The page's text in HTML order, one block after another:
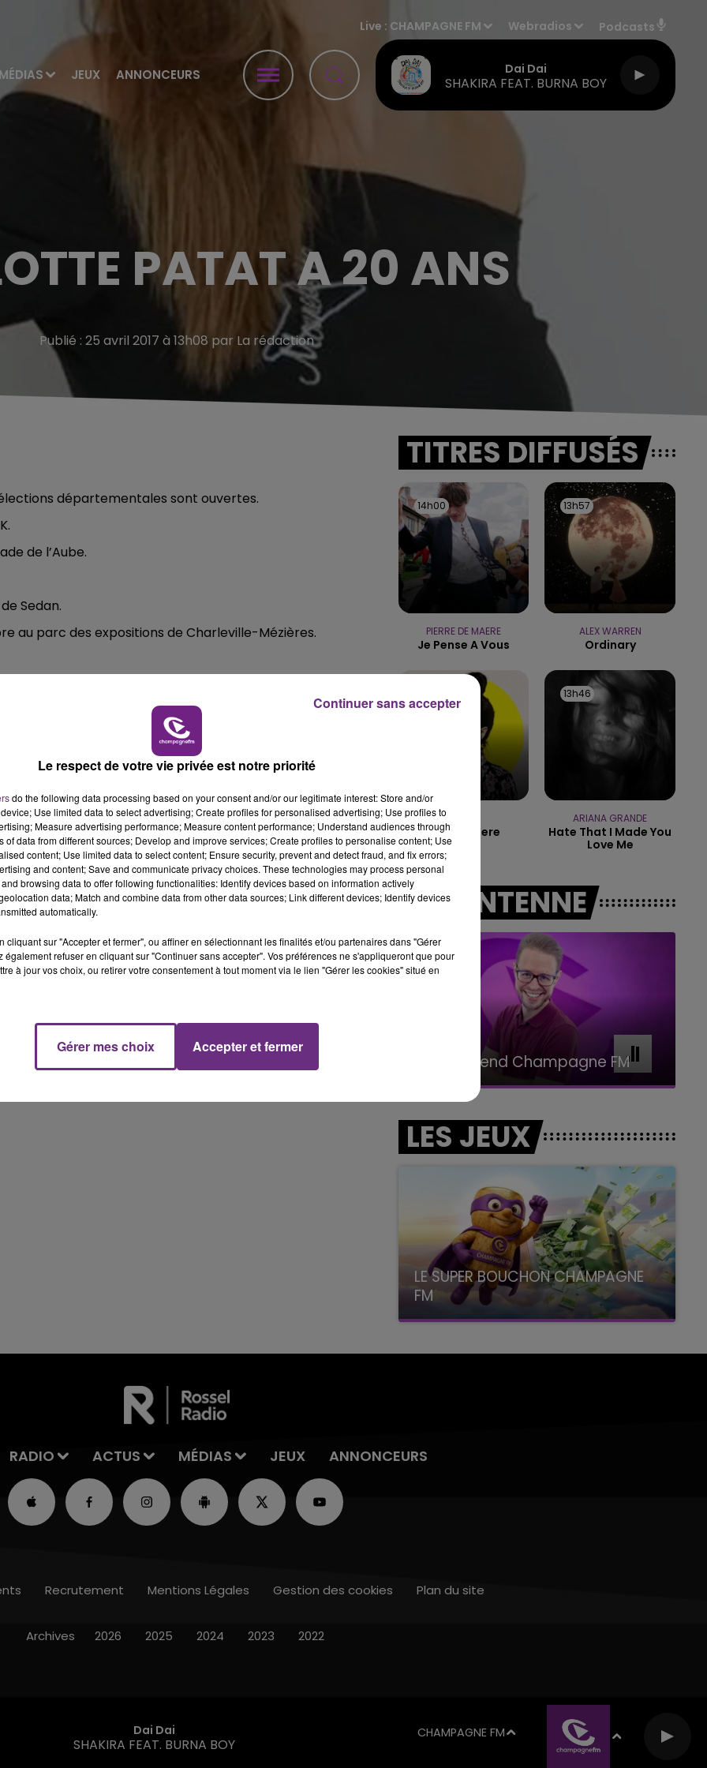
MÉDIAS JEUX ANNONCEURS
Live : CHAMPAGNE FM Webradios Podcasts
Dai Dai
SHAKIRA FEAT. BURNA BOY
16h00 - 20h00
LE WEEK-END CHAMPAGNE FM
PATAT A 20 ANS
Publié : 25 avril 2017 à 13h08 par La rédaction
départementales sont ouvertes.
de l’Aube.
Sedan.
au parc des expositions de Charleville-Mézières.
LE MAGASIN JOUÉCLUB DE REIMS FERME
SES PORTES
C'était l'une des institutions du centre-ville
rémois. Le magasin JouéClub est contraint de
TITRES DIFFUSÉS
14h00
14h00
PIERRE DE MAERE
Je Pense A Vous
13h57
13h57
ALEX WARREN
Ordinary
Ta Mariniere
13h46
13h46
ARIANA GRANDE
Hate That I Made You
Love Me
A L'ANTENNE
7h00 - 11h00
Le week-end Champagne FM
LES JEUX
LE SUPER BOUCHON CHAMPAGNE
FM
avec La Famille Champagne FM, à 8H10
RADIO ACTUS MÉDIAS JEUX ANNONCEURS
Dai Dai
SHAKIRA FEAT. BURNA BOY
CHAMPAGNE FM
Recrutement Mentions Légales Gestion des cookies Plan du site
Archives 2026 2025 2024 2023 2022
Le respect de votre vie privée est notre priorité
do the following data processing based on your consent and/or our legitimate interest: Store and/or
Use limited data to select advertising; Create profiles for personalised advertising; Use profiles to
Measure advertising performance; Measure content performance; Understand audiences through
of data from different sources; Develop and improve services; Create profiles to personalise content; Use
content; Use limited data to select content; Ensure security, prevent and detect fraud, and fix errors;
and content; Save and communicate privacy choices. These technologies may process personal
browsing data to offer following functionalities: Identify devices based on information actively
data; Match and combine data from other data sources; Link different devices; Identify devices
automatically.
cliquant sur "Accepter et fermer", ou affiner en sélectionnant les finalités et/ou partenaires dans "Gérer
également refuser en cliquant sur "Continuer sans accepter". Vos préférences ne s'appliqueront que pour
à jour vos choix, ou retirer votre consentement à tout moment via le lien "Gérer les cookies" situé en
Gérer mes choix Accepter et fermer
Continuer sans accepter